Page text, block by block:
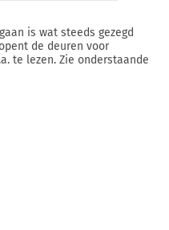
is wat steeds gezegd
de deuren voor
te lezen. Zie onderstaande